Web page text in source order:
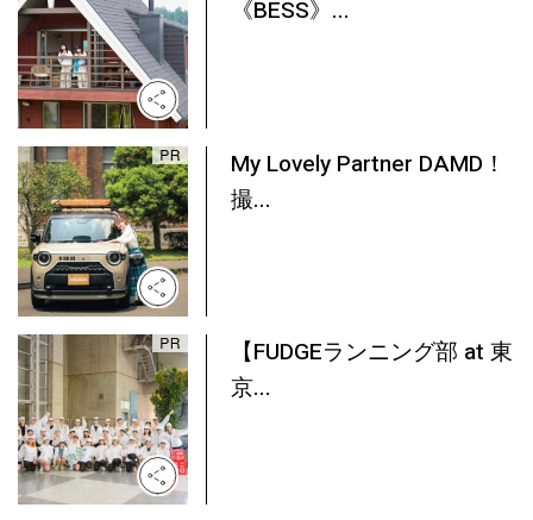
《BESS》...
My Lovely Partner DAMD！
撮...
【FUDGEランニング部 at 東
京...